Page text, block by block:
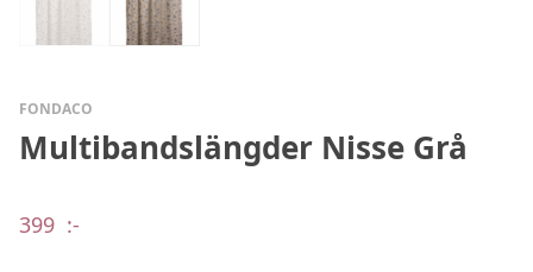
FONDACO
Multibandslängder Nisse Grå
399 :-